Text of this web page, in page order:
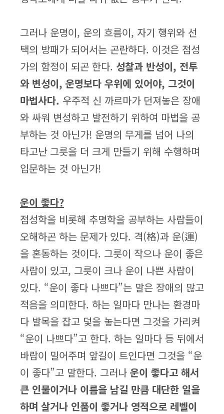
그러나 운명이, 운의 흐름이, 자기 행위와 선
택의 방패가 되어서는 곤란하다. 이것은 점성
가의 함정이 되곤 한다. 성찰과 반성이, 전투
와 변성이, 운명보다 우위에 있어야, 그것이
마법사다. 우주적 신 까르마가 던져놓은 장애
와 싸워 변성하고 발전하기 위하여 마법을 공
부하는 것 아닌가! 운명의 무게를 넘어 나의
타고난 그릇을 더 크게 만들기 위해 수행하며
입문하는 것 아닌가!
운이 좋다?
점성학을 비롯해 추명학을 공부하는 사람들이
오해하곤 하는 문제가 있다. 격(格)과 운(運)
을 혼동하는 것이다. 그릇이 작으나 운이 좋은
사람이 있고, 그릇이 크나 운이 나쁜 사람이
있다. “운이 좋다 나쁘다”는 말은 장애의 많고
적음을 의미한다. 하는 일마다 만나는 환경마
다 발목을 잡고 덫을 놓는다면 그것을 가리켜
“운이 나쁘다”고 한다. 하는 일마다 등 뒤에서
바람이 밀어주며 앞길이 트인다면 그것을 “운
이 좋다”고 말한다. 그러나 운이 좋다고 해서
큰 인물이거나 이름을 남길 만큼 대단한 일을
하며 살거나 인품이 좋거나 영적으로 레벨이